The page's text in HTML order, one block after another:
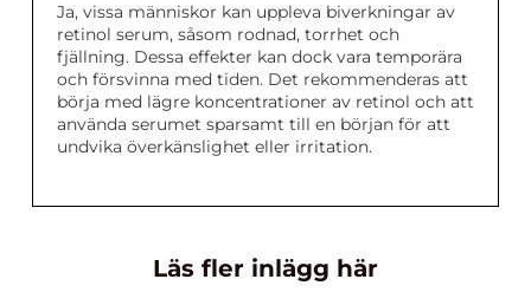
Ja, vissa människor kan uppleva biverkningar av
retinol serum, såsom rodnad, torrhet och
fjällning. Dessa effekter kan dock vara temporära
och försvinna med tiden. Det rekommenderas att
börja med lägre koncentrationer av retinol och att
använda serumet sparsamt till en början för att
undvika överkänslighet eller irritation.
Läs fler inlägg här